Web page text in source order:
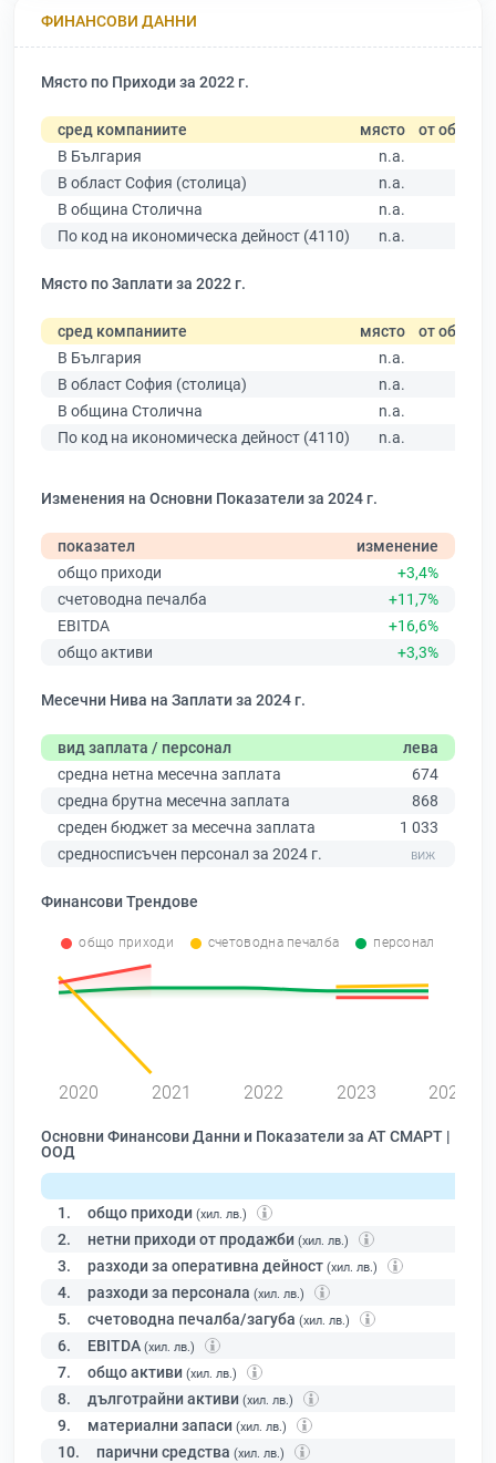
ФИНАНСОВИ ДАННИ
Място по Приходи за 2022 г.
сред компаниите място от общо
В България
n.a.
В област София (столица)
n.a.
В община Столична
n.a.
По код на икономическа дейност (4110)
n.a.
Място по Заплати за 2022 г.
сред компаниите място от общо
В България
n.a.
В област София (столица)
n.a.
В община Столична
n.a.
По код на икономическа дейност (4110)
n.a.
Изменения на Основни Показатели за 2024 г.
показател
изменение
общо приходи
+3,4%
счетоводна печалба
+11,7%
EBITDA
+16,6%
общо активи
+3,3%
Месечни Нива на Заплати за 2024 г.
вид заплата / персонал
лева
средна нетна месечна заплата
674
средна брутна месечна заплата
868
среден бюджет за месечна заплата
1 033
средносписъчен персонал за 2024 г.
Финансови Трендове
общо приходи счетоводна печалба персонал
2020 2021 2022 2023 2024
Основни Финансови Данни и Показатели за АТ СМАРТ |
ООД
1. общо приходи (хил. лв.)
2. нетни приходи от продажби (хил. лв.)
3. разходи за оперативна дейност (хил. лв.)
4. разходи за персонала (хил. лв.)
5. счетоводна печалба/загуба (хил. лв.)
6. EBITDA (хил. лв.)
7. общо активи (хил. лв.)
8. дълготрайни активи (хил. лв.)
9. материални запаси (хил. лв.)
10. парични средства (хил. лв.)